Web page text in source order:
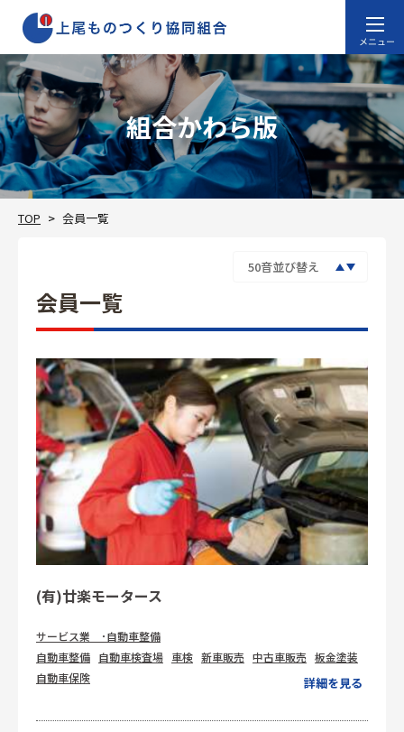
組合かわら版
TOP 会員一覧
会員一覧
(有)廿楽モータース
サービス業 ･自動車整備
自動車整備 自動車検査場 車検 新車販売 中古車販売 板金塗装
自動車保険
詳細を見る